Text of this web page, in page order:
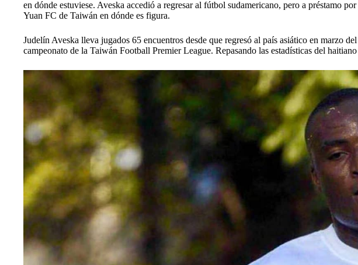
en dónde estuviese. Aveska accedió a regresar al fútbol sudamericano, pero a préstamo
Yuan FC de Taiwán en dónde es figura.
Judelín Aveska lleva jugados 65 encuentros desde que regresó al país asiático en marzo
campeonato de la Taiwán Football Premier League. Repasando las estadísticas del